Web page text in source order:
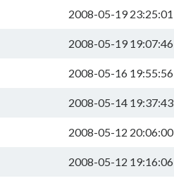
2008-05-19 23:25:01
2008-05-19 19:07:46
2008-05-16 19:55:56
2008-05-14 19:37:43
2008-05-12 20:06:00
2008-05-12 19:16:06